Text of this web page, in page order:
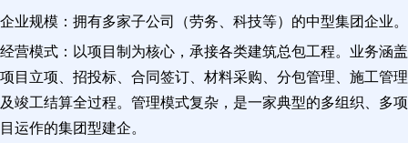
企业规模：拥有多家子公司（劳务、科技等）的中型集团企业。
经营模式：以项目制为核心，承接各类建筑总包工程。业务涵盖
项目立项、招投标、合同签订、材料采购、分包管理、施工管理
及竣工结算全过程。管理模式复杂，是一家典型的多组织、多项
目运作的集团型建企。